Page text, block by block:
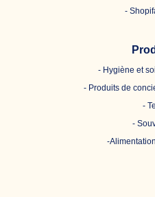
-
- Hygiène et
- Produits de
-
-
-